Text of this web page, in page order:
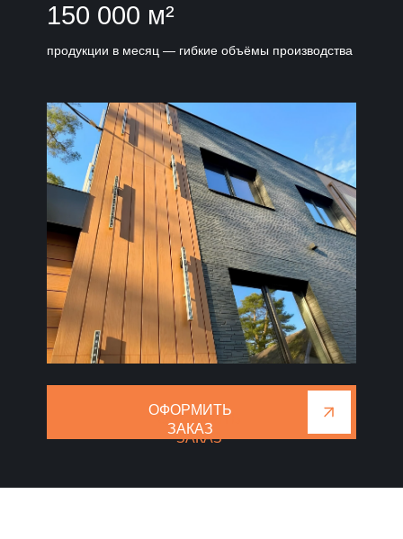
150 000 м²
продукции в месяц — гибкие объёмы производства
ОФОРМИТЬ
ЗАКАЗ
ОФОРМИТЬ
ЗАКАЗ